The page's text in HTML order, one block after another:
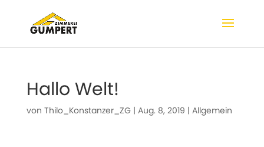
Hallo Welt!
von Thilo_Konstanzer_ZG| Aug. 8, 2019 | Allgemein